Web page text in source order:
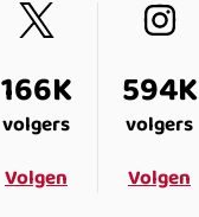
166K
volgers
Volgen
594K
volgers
Volgen